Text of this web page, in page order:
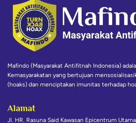
Mafindo (Masyarakat Antifitnah Indonesia)
Kemasyarakatan yang bertujuan
(hoaks) dan menciptakan imunitas terhadap
Alamat
Jl. HR. Rasuna Said Kawasan Epicentrum